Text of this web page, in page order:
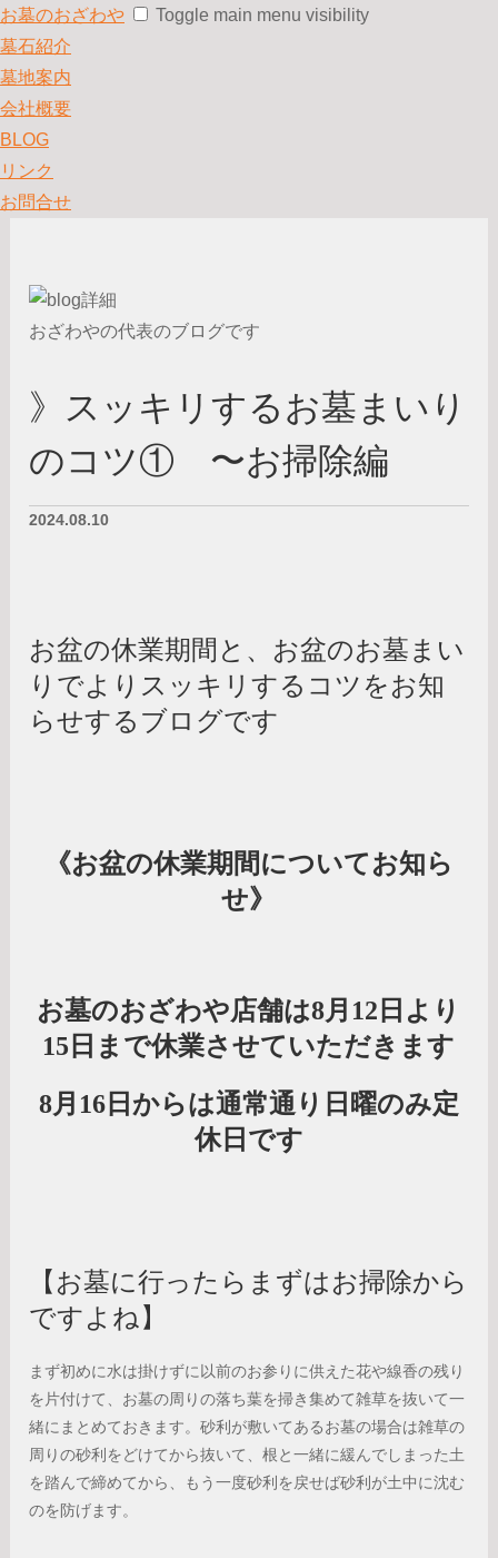
お墓のおざわや
Toggle main menu visibility
墓石紹介
墓地案内
会社概要
BLOG
リンク
お問合せ
おざわやの代表のブログです
》スッキリするお墓まいり
のコツ① 〜お掃除編
2024.08.10
お盆の休業期間と、お盆のお墓まい
りでよりスッキリするコツをお知
らせするブログです
《お盆の休業期間についてお知ら
せ》
お墓のおざわや店舗は8月12日より
15日まで休業させていただきます
8月16日からは通常通り日曜のみ定
休日です
【お墓に行ったらまずはお掃除から
ですよね】
まず初めに水は掛けずに以前のお参りに供えた花や線香の残り
を片付けて、お墓の周りの落ち葉を掃き集めて雑草を抜いて一
緒にまとめておきます。砂利が敷いてあるお墓の場合は雑草の
周りの砂利をどけてから抜いて、根と一緒に緩んでしまった土
を踏んで締めてから、もう一度砂利を戻せば砂利が土中に沈む
のを防げます。